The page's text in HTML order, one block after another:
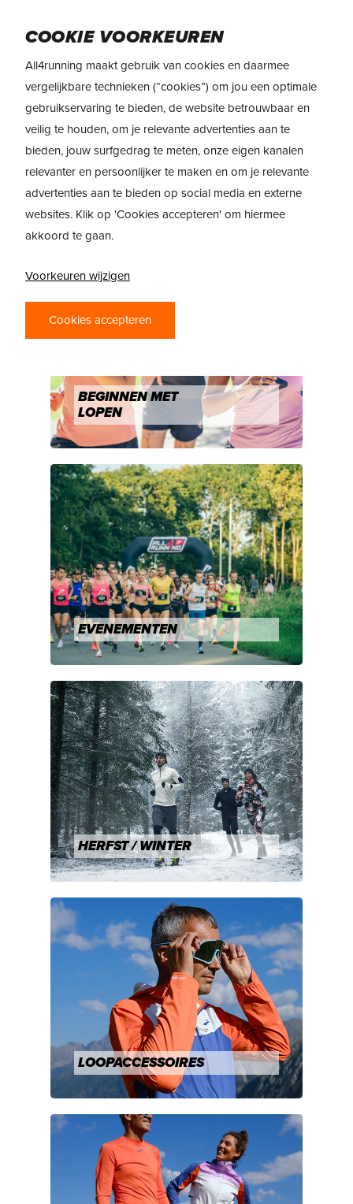
Reviews
ON CLOUDVISTA 3 (+WP)
BEGINNEN MET
LOPEN
EVENEMENTEN
HERFST / WINTER
LOOPACCESSOIRES
COOKIE VOORKEUREN
All4running maakt gebruik van cookies en daarmee
vergelijkbare technieken (“cookies”) om jou een optimale
gebruikservaring te bieden, de website betrouwbaar en
veilig te houden, om je relevante advertenties aan te
bieden, jouw surfgedrag te meten, onze eigen kanalen
relevanter en persoonlijker te maken en om je relevante
advertenties aan te bieden op social media en externe
websites. Klik op 'Cookies accepteren' om hiermee
akkoord te gaan.
Voorkeuren wijzigen
Cookies accepteren